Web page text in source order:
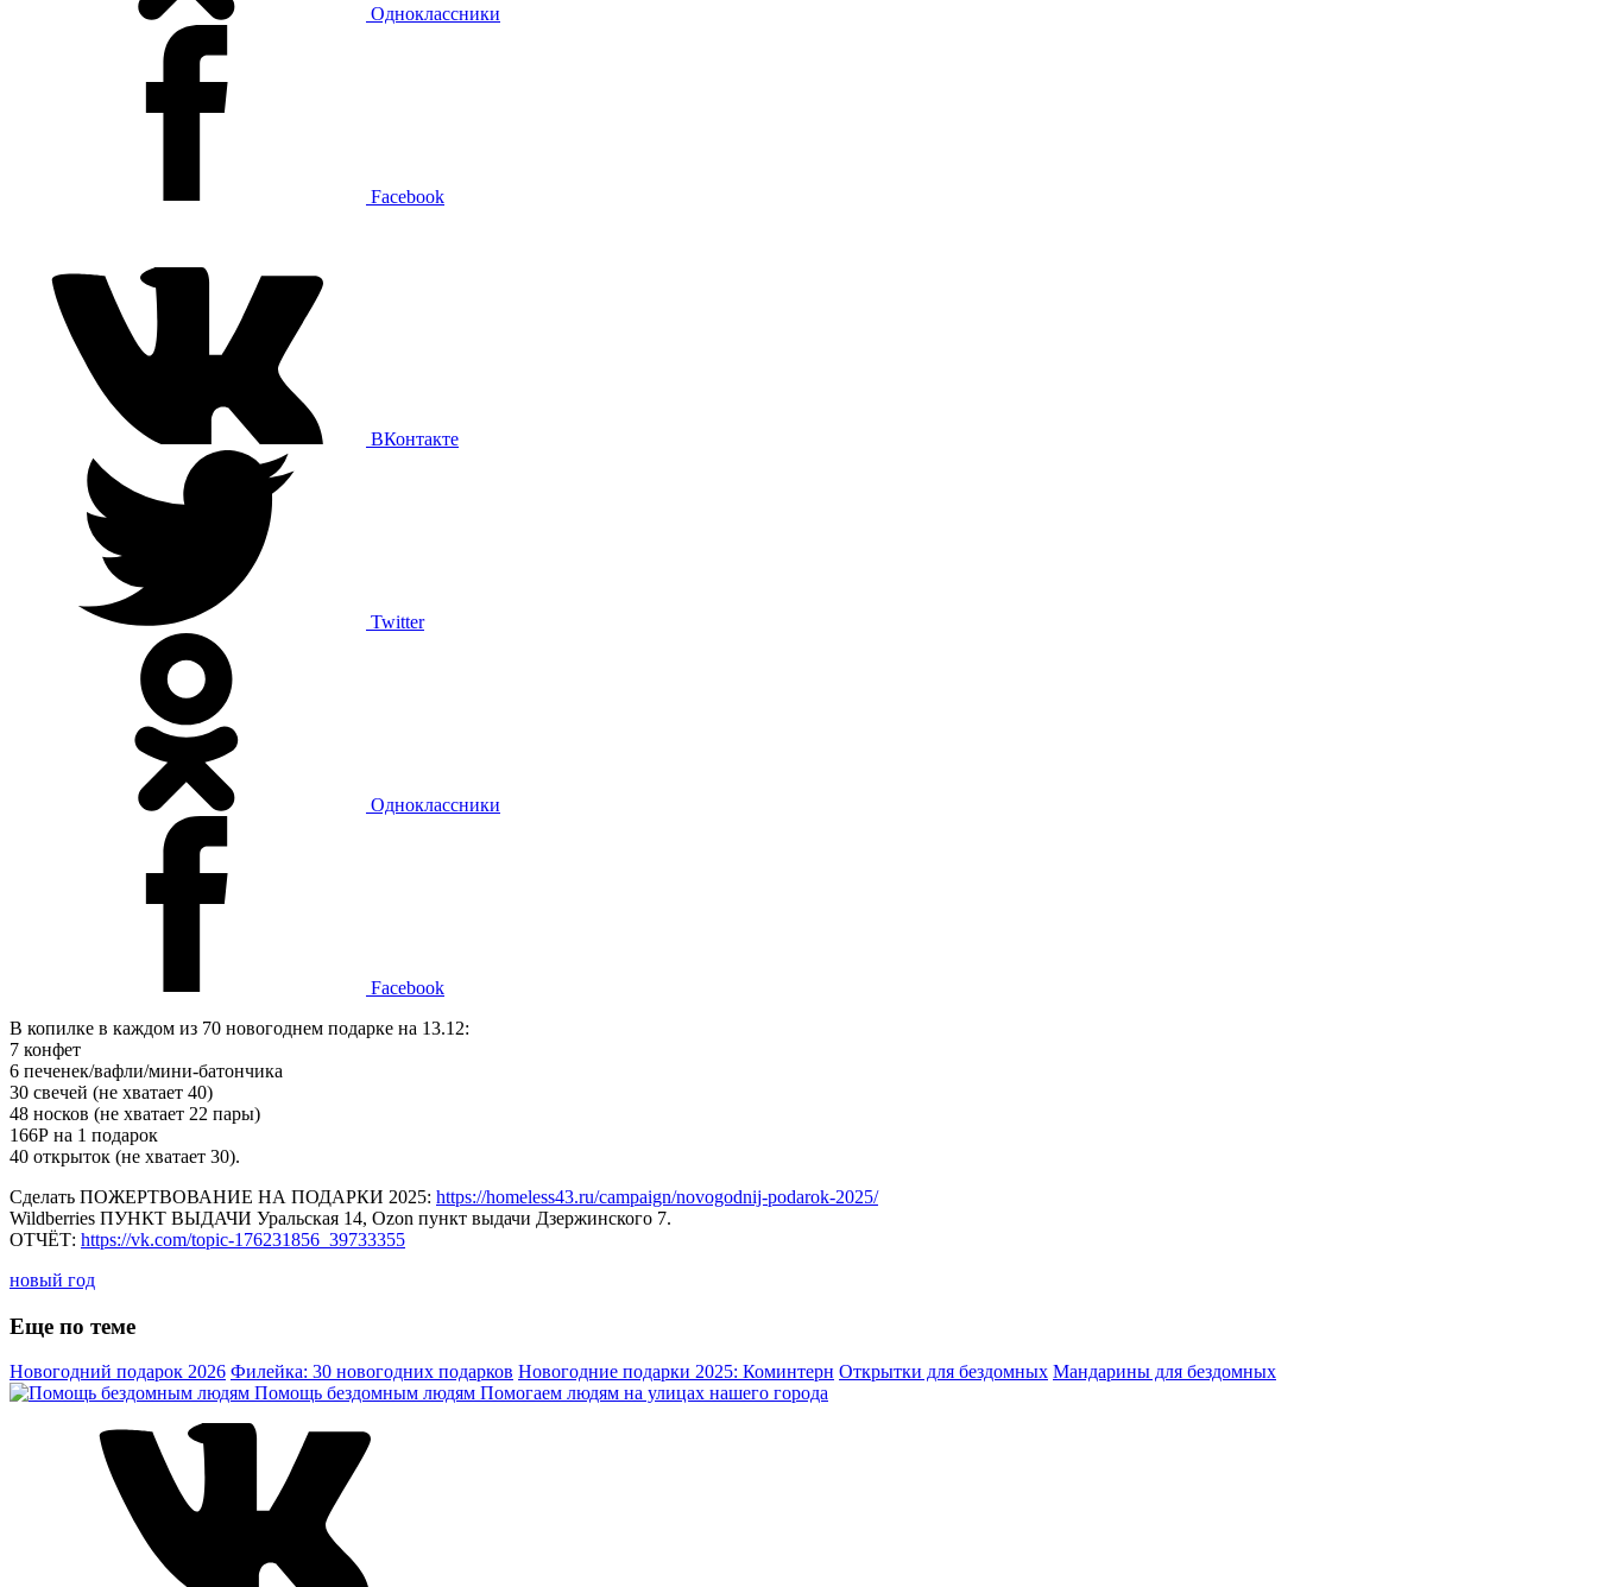
Одноклассники
Facebook
ВКонтакте
Twitter
Одноклассники
Facebook
В копилке в каждом из 70 новогоднем подарке на 13.12:
7 конфет
6 печенек/вафли/мини-батончика
30 свечей (не хватает 40)
48 носков (не хватает 22 пары)
166Р на 1 подарок
40 открыток (не хватает 30).
Сделать ПОЖЕРТВОВАНИЕ НА ПОДАРКИ 2025: https://homeless43.ru/campaign/novogodnij-podarok-2025/
Wildberries ПУНКТ ВЫДАЧИ Уральская 14, Ozon пункт выдачи Дзержинского 7.
ОТЧЁТ: https://vk.com/topic-176231856_39733355
новый год
Еще по теме
Новогодний подарок 2026 Филейка: 30 новогодних подарков Новогодние подарки 2025: Коминтерн Открытки для бездомных Мандарины для бездомных
Помощь бездомным людям Помогаем людям на улицах нашего города